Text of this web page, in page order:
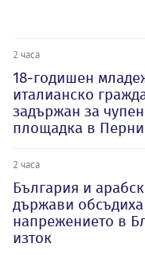
2 часа
18-годишен
италианско
задържан за
площадка в
2 часа
България и
държави обсъдиха
напрежението в
изток